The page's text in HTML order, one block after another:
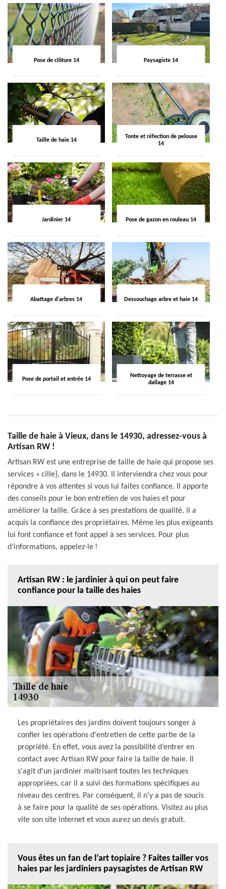
Pose de clôture 14 Paysagiste 14
Taille de haie 14
Tonte et réfection de pelouse
14
Jardinier 14 Pose de gazon en rouleau 14
Abattage d'arbres 14 Dessouchage arbre et haie 14
Pose de portail et entrée 14
Nettoyage de terrasse et
dallage 14
Taille de haie à Vieux, dans le 14930, adressez-vous à
Artisan RW !
Artisan RW est une entreprise de taille de haie qui propose ses
services « cille}, dans le 14930. Il interviendra chez vous pour
répondre à vos attentes si vous lui faites confiance. Il apporte
des conseils pour le bon entretien de vos haies et pour
améliorer la taille. Grâce à ses prestations de qualité, il a
acquis la confiance des propriétaires. Même les plus exigeants
lui font confiance et font appel à ses services. Pour plus
d’informations, appelez-le !
Artisan RW : le jardinier à qui on peut faire
confiance pour la taille des haies
Les propriétaires des jardins doivent toujours songer à
confier les opérations d'entretien de cette partie de la
propriété. En effet, vous avez la possibilité d’entrer en
contact avec Artisan RW pour faire la taille de haie. Il
s'agit d'un jardinier maîtrisant toutes les techniques
appropriées, car il a suivi des formations spécifiques au
niveau des centres. Par conséquent, il n'y a pas de soucis
à se faire pour la qualité de ses opérations. Visitez au plus
vite son site internet et vous aurez un devis gratuit.
Vous êtes un fan de l’art topiaire ? Faites tailler vos
haies par les jardiniers paysagistes de Artisan RW